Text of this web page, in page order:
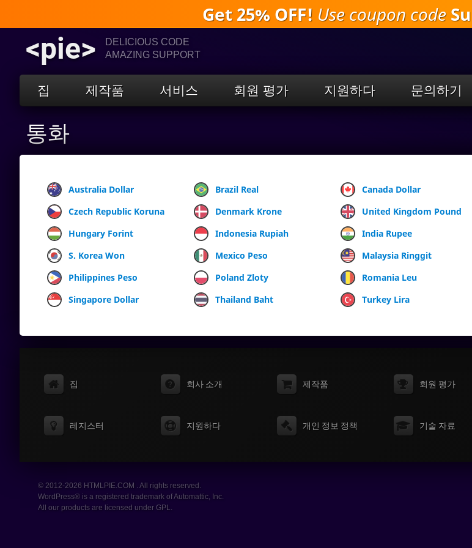
주
요
건
너
Get 25% OFF! Use coupon code
<pie>
DELICIOUS CODE
AMAZING SUPPORT
집 제작품 서비스 회원 평가 지원하다 문의하기
통화
Australia Dollar Brazil Real Canada Dollar
Czech Republic Koruna
Denmark Krone United Kingdom Pound
Hungary Forint
Indonesia Rupiah India Rupee
S. Korea Won
Mexico Peso Malaysia Ringgit
Philippines Peso
Poland Zloty Romania Leu
Singapore Dollar
Thailand Baht Turkey Lira
집 회사 소개 제작품 회원 평가
레지스터 지원하다 개인 정보 정책 기술 자료
© 2012-2026 HTMLPIE.COM . All rights reserved.
WordPress® is a registered trademark of Automattic, Inc.
All our products are licensed under GPL.